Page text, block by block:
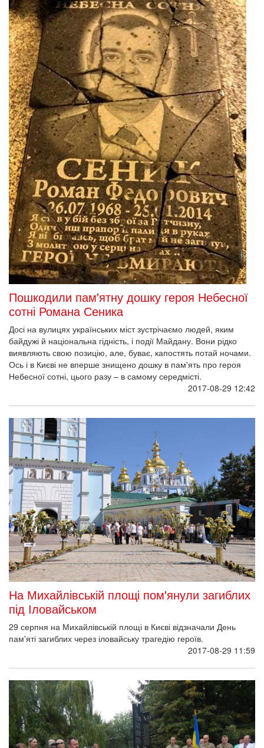
Пошкодили пам'ятну дошку героя Небесної
сотні Романа Сеника
Досі на вулицях українських міст зустрічаємо людей, яким
байдужі й національна гідність, і події Майдану. Вони рідко
виявляють свою позицію, але, буває, капостять потай ночами.
Ось і в Києві не вперше знищено дошку в пам'ять про героя
Небесної сотні, цього разу – в самому середмісті.
2017-08-29 12:42
На Михайлівській площі пом'янули загиблих
під Іловайськом
29 серпня на Михайлівській площі в Києві відзначали День
пам'яті загиблих через іловайську трагедію героїв.
2017-08-29 11:59